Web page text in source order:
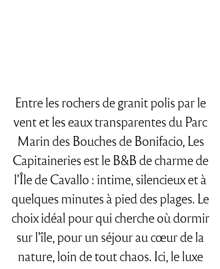
vent et les eaux transparentes du Parc
Marin des Bouches de Bonifacio, Les
Capitaineries est le B&B de charme de
l'Île de Cavallo : intime, silencieux et à
quelques minutes à pied des plages. Le
choix idéal pour qui cherche où dormir
sur l'île, pour un séjour au cœur de la
nature, loin de tout chaos. Ici, le luxe
est fait de simplicité, de discrétion et